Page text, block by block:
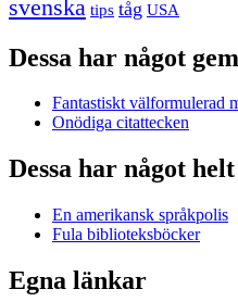
svenska tips tåg USA
Dessa har något
Fantastiskt välformulerad
Onödiga citattecken
Dessa har något
En amerikansk språkpolis
Fula biblioteksböcker
Egna länkar